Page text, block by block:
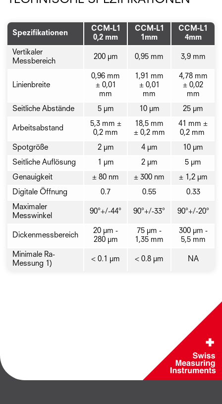
Spezifikationen
CCM-L1
0,2 mm
CCM-L1
1mm
CCM-L1
4mm
Vertikaler
Messbereich
200 µm 0,95 mm 3,9 mm
Linienbreite
0,96 mm
± 0,01
mm
1,91 mm
± 0,01
mm
4,78 mm
± 0,02
mm
Seitliche Abstände
5 µm 10 µm 25 µm
Arbeitsabstand
5,3 mm ±
0,2 mm
18,5 mm
± 0,2 mm
41 mm ±
0,2 mm
Spotgröße
2 µm 4 µm
10 µm
Seitliche Auflösung
1 µm 2 µm
5 µm
Genauigkeit
± 80 nm ± 300 nm
± 1,2 µm
Digitale Öffnung
0.7 0.55
0.33
Maximaler
Messwinkel
90°+/-44° 90°+/-33° 90°+/-20°
Dickenmessbereich
20 μm -
280 μm
75 μm -
1,35 mm
300 μm -
5,5 mm
Minimale Ra-
Messung 1)
< 0.1 µm < 0.8 µm NA